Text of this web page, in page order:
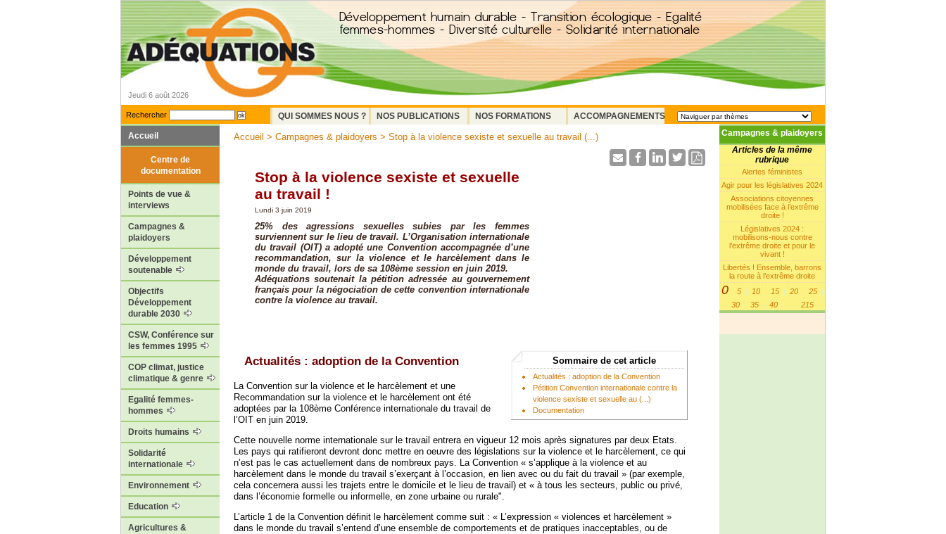
Jeudi 6 août 2026
Rechercher QUI SOMMES NOUS ? NOS PUBLICATIONS NOS FORMATIONS
ACCOMPAGNEMENTS
Accueil
Centre de
documentation
Points de vue &
interviews
Campagnes &
plaidoyers
Développement
soutenable
Objectifs
Développement
durable 2030
CSW, Conférence sur
les femmes 1995
COP climat, justice
climatique & genre
Egalité femmes-
hommes
Droits humains
Solidarité
internationale
Environnement
Education
Agricultures &
Campagnes & plaidoyers
Articles de la même
rubrique
Alertes féministes
Agir pour les législatives 2024
Associations citoyennes
mobilisées face à l’extrême
droite !
Législatives 2024 :
mobilisons-nous contre
l’extrême droite et pour le
vivant !
Libertés ! Ensemble, barrons
la route à l’extrême droite
0| 5 | 10 | 15 | 20 | 25 |
30 | 35 | 40 | | 215
Accueil > Campagnes & plaidoyers > Stop à la violence sexiste et sexuelle au travail (...)
Stop à la violence sexiste et sexuelle
au travail !
Lundi 3 juin 2019
25% des agressions sexuelles subies par les femmes
surviennent sur le lieu de travail. L’Organisation internationale
du travail (OIT) a adopté une Convention accompagnée d’une
recommandation, sur la violence et le harcèlement dans le
monde du travail, lors de sa 108ème session en juin 2019.
Adéquations soutenait la pétition adressée au gouvernement
français pour la négociation de cette convention internationale
contre la violence au travail.
Sommaire de cet article
Actualités : adoption de la Convention
Pétition Convention internationale contre la
violence sexiste et sexuelle au (...)
Documentation
Actualités : adoption de la Convention
La Convention sur la violence et le harcèlement et une
Recommandation sur la violence et le harcèlement ont été
adoptées par la 108ème Conférence internationale du travail de
l’OIT en juin 2019.
Cette nouvelle norme internationale sur le travail entrera en vigueur 12 mois après signatures par deux Etats.
Les pays qui ratifieront devront donc mettre en oeuvre des législations sur la violence et le harcèlement, ce qui
n’est pas le cas actuellement dans de nombreux pays. La Convention « s’applique à la violence et au
harcèlement dans le monde du travail s’exerçant à l’occasion, en lien avec ou du fait du travail » (par exemple,
cela concernera aussi les trajets entre le domicile et le lieu de travail) et « à tous les secteurs, public ou privé,
dans l’économie formelle ou informelle, en zone urbaine ou rurale".
L’article 1 de la Convention définit le harcèlement comme suit : « L’expression « violences et harcèlement »
dans le monde du travail s’entend d’une ensemble de comportements et de pratiques inacceptables, ou de